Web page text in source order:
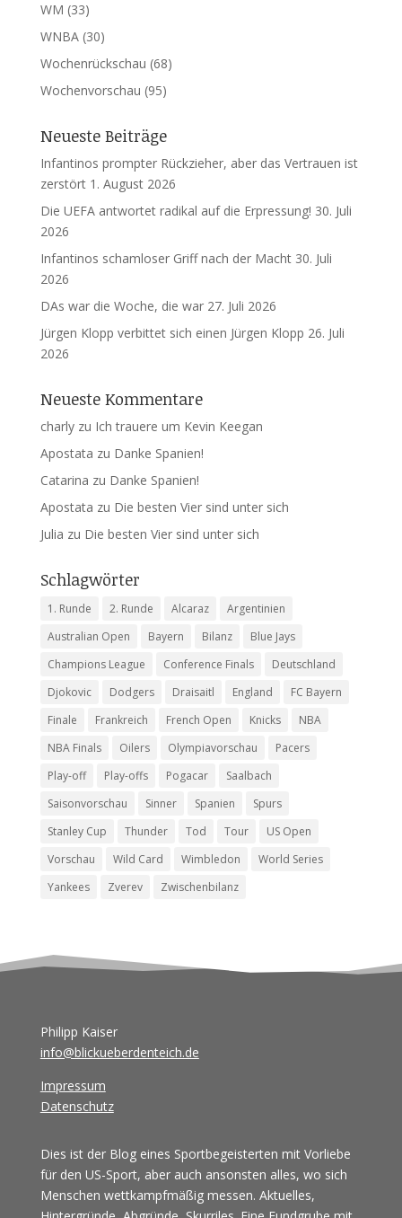
WM (33)
WNBA(30)
Wochenrückschau (68)
Wochenvorschau (95)
Neueste Beiträge
Infantinos prompter Rückzieher, aber das Vertrauen ist
zerstört 1. August 2026
Die UEFA antwortet radikal auf die Erpressung! 30. Juli
2026
Infantinos schamloser Griff nach der Macht 30. Juli
2026
DAs war die Woche, die war 27. Juli 2026
Jürgen Klopp verbittet sich einen Jürgen Klopp 26. Juli
2026
Neueste Kommentare
charlyzu Ich trauere um Kevin Keegan
Apostata zu Danke Spanien!
Catarina zu Danke Spanien!
Apostata zu Die besten Vier sind unter sich
Julia zu Die besten Vier sind unter sich
Schlagwörter
1. Runde 2. Runde Alcaraz
Argentinien
Australian Open
Bayern Bilanz
Blue Jays
Champions League
Conference Finals
Deutschland
Djokovic
Dodgers Draisaitl England
FC Bayern
Finale
Frankreich French Open Knicks
NBA
NBA Finals
Oilers Olympiavorschau
Pacers
Play-off
Play-offs Pogacar
Saalbach
Saisonvorschau
Sinner Spanien
Spurs
Stanley Cup
Thunder Tod Tour
US Open
Vorschau
Wild Card Wimbledon
World Series
Yankees
Zverev Zwischenbilanz
Philipp Kaiser
info@blickueberdenteich.de
Impressum
Datenschutz
Dies ist der Blog eines Sportbegeisterten mit Vorliebe
für den US-Sport, aber auch ansonsten alles, wo sich
Menschen wettkampfmäßig messen. Aktuelles,